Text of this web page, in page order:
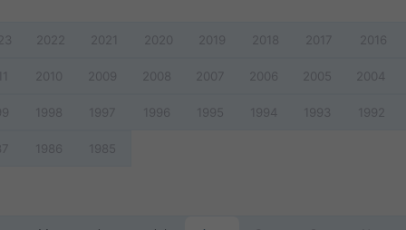
2022 2021 2020 2019 2018 2017 2016
2010 2009 2008 2007 2006 2005 2004
1998 1997 1996 1995 1994 1993 1992
1986 1985